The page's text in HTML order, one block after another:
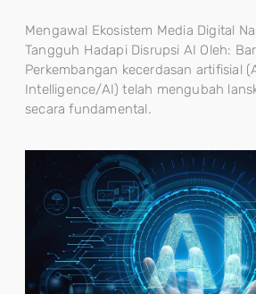
Mengawal Ekosistem Media Digital
Tangguh Hadapi Disrupsi AI Oleh:
Perkembangan kecerdasan artifisial
Intelligence/AI) telah mengubah
secara fundamental.